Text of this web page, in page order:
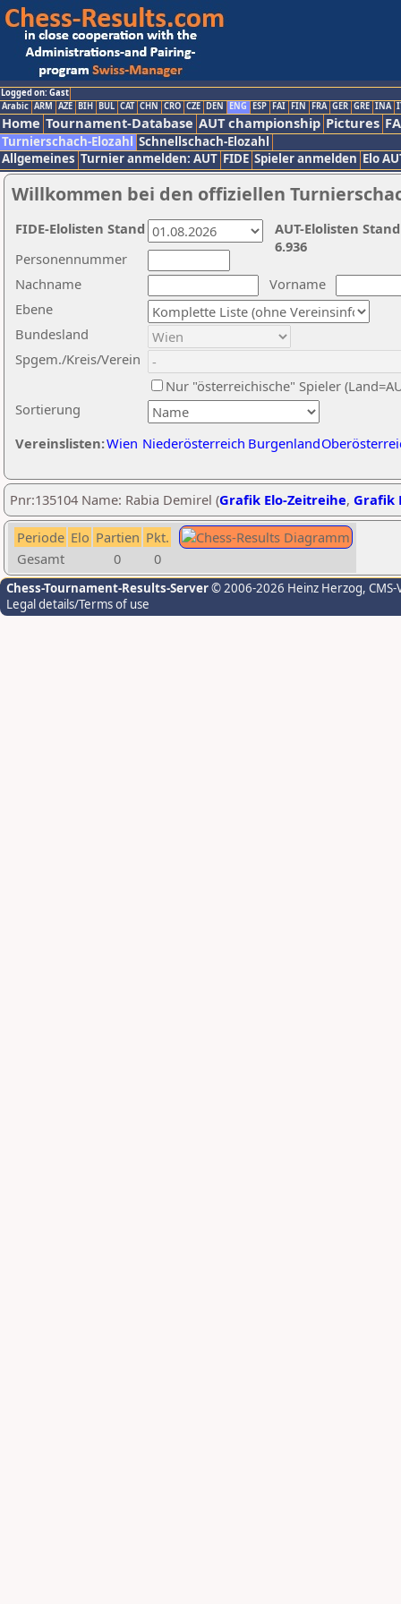
Logged on: Gast
Arabic ARM AZE BIH BUL CAT CHN CRO CZE DEN ENG ESP FAI FIN FRA GER GRE INA
Home Tournament-Database AUT championship Pictures
Turnierschach-Elozahl Schnellschach-Elozahl
Allgemeines Turnier anmelden: AUT FIDE Spieler anmelden Elo
Willkommen bei den offiziellen
Nachname
Vorname
Ebene
Sortierung
Personennummer
Bundesland
Spgem./Kreis/Verein
Nur "österreichische" Spieler
Vereinslisten:Wien Niederösterreich Burgenland
AUT-Elolisten
6.936
FIDE-Elolisten Stand
Pnr:135104 Name: Rabia Demirel (Grafik Elo-Zeitreihe, Grafik
Periode Elo Partien Pkt.
Gesamt
0 0
Chess-Tournament-Results-Server© 2006-2026 Heinz Herzog,
Legal details/Terms of use